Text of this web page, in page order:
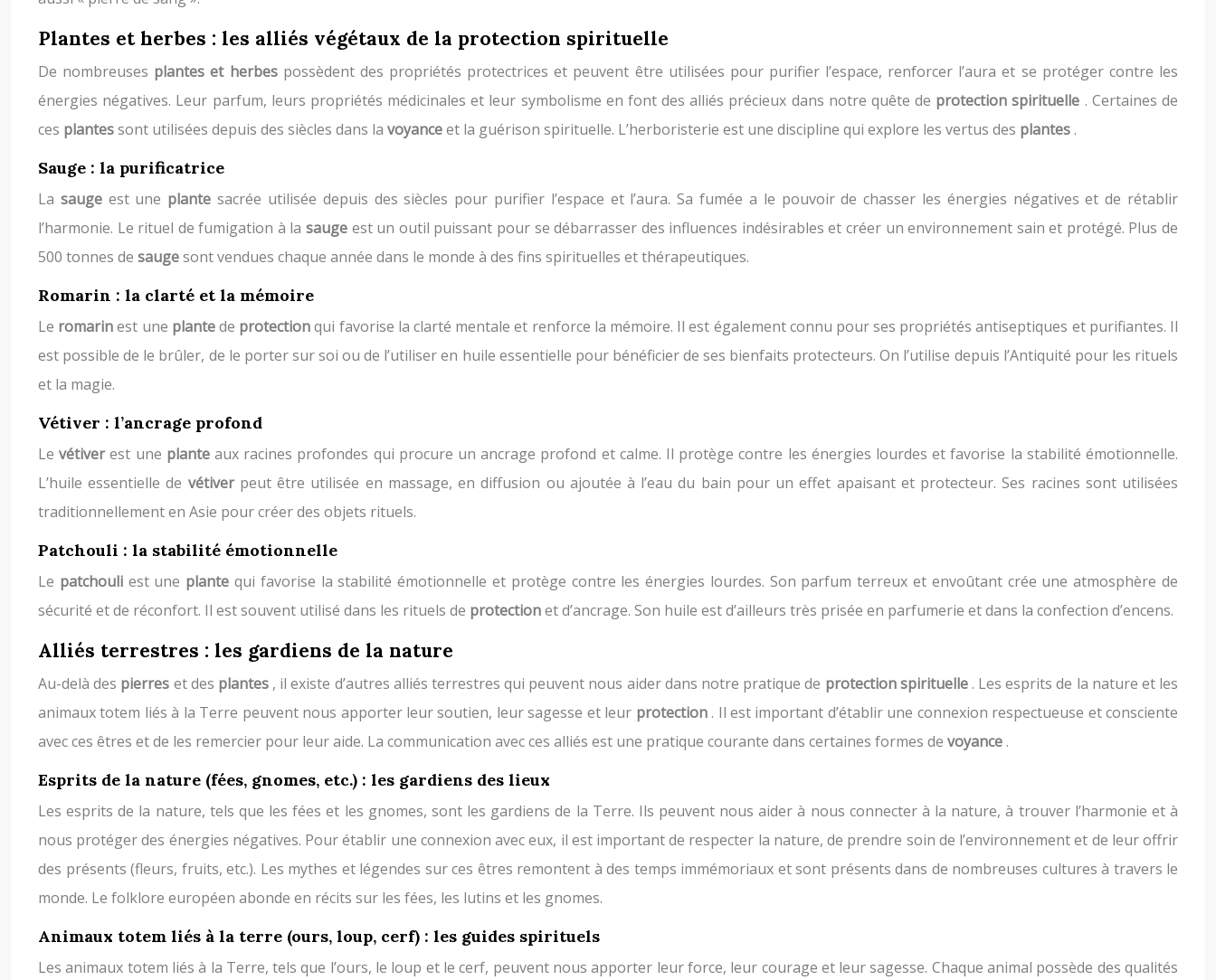
Plantes et herbes : les alliés végétaux de la protection spirituelle
De nombreuses plantes et herbes possèdent des propriétés protectrices et peuvent être utilisées pour purifier l’espace, renforcer l’aura et se protéger contre les
énergies négatives. Leur parfum, leurs propriétés médicinales et leur symbolisme en font des alliés précieux dans notre quête de protection spirituelle . Certaines de
ces plantessont utilisées depuis des siècles dans la voyanceet la guérison spirituelle. L’herboristerie est une discipline qui explore les vertus des plantes.
Sauge : la purificatrice
La sauge est une plantesacrée utilisée depuis des siècles pour purifier l’espace et l’aura. Sa fumée a le pouvoir de chasser les énergies négatives et de rétablir
l’harmonie. Le rituel de fumigation à lasauge est un outil puissant pour se débarrasser des influences indésirables et créer un environnement sain et protégé. Plus de
500 tonnes de saugesont vendues chaque année dans le monde à des fins spirituelles et thérapeutiques.
Romarin : la clarté et la mémoire
Le romarinest une plantede protectionqui favorise la clarté mentale et renforce la mémoire. Il est également connu pour ses propriétés antiseptiques et purifiantes. Il
est possible de le brûler, de le porter sur soi ou de l’utiliser en huile essentielle pour bénéficier de ses bienfaits protecteurs. On l’utilise depuis l’Antiquité pour les rituels
et la magie.
Vétiver : l’ancrage profond
Levétiverest une planteaux racines profondes qui procure un ancrage profond et calme. Il protège contre les énergies lourdes et favorise la stabilité émotionnelle.
L’huile essentielle de vétiver peut être utilisée en massage, en diffusion ou ajoutée à l’eau du bain pour un effet apaisant et protecteur. Ses racines sont utilisées
traditionnellement en Asie pour créer des objets rituels.
Patchouli : la stabilité émotionnelle
Le patchouli est une plante qui favorise la stabilité émotionnelle et protège contre les énergies lourdes. Son parfum terreux et envoûtant crée une atmosphère de
sécurité et de réconfort. Il est souvent utilisé dans les rituels de protectionet d’ancrage. Son huile est d’ailleurs très prisée en parfumerie et dans la confection d’encens.
Alliés terrestres : les gardiens de la nature
Au-delà des pierres et des plantes , il existe d’autres alliés terrestres qui peuvent nous aider dans notre pratique de protection spirituelle. Les esprits de la nature et les
animaux totem liés à la Terre peuvent nous apporter leur soutien, leur sagesse et leur protection. Il est important d’établir une connexion respectueuse et consciente
avec ces êtres et de les remercier pour leur aide. La communication avec ces alliés est une pratique courante dans certaines formes de voyance.
Esprits de la nature (fées, gnomes, etc.) : les gardiens des lieux
Les esprits de la nature, tels que les fées et les gnomes, sont les gardiens de la Terre. Ils peuvent nous aider à nous connecter à la nature, à trouver l’harmonie et à
nous protéger des énergies négatives. Pour établir une connexion avec eux, il est important de respecter la nature, de prendre soin de l’environnement et de leur offrir
des présents (fleurs, fruits, etc.). Les mythes et légendes sur ces êtres remontent à des temps immémoriaux et sont présents dans de nombreuses cultures à travers le
monde. Le folklore européen abonde en récits sur les fées, les lutins et les gnomes.
Animaux totem liés à la terre (ours, loup, cerf) : les guides spirituels
Les animaux totem liés à la Terre, tels que l’ours, le loup et le cerf, peuvent nous apporter leur force, leur courage et leur sagesse. Chaque animal possède des qualités